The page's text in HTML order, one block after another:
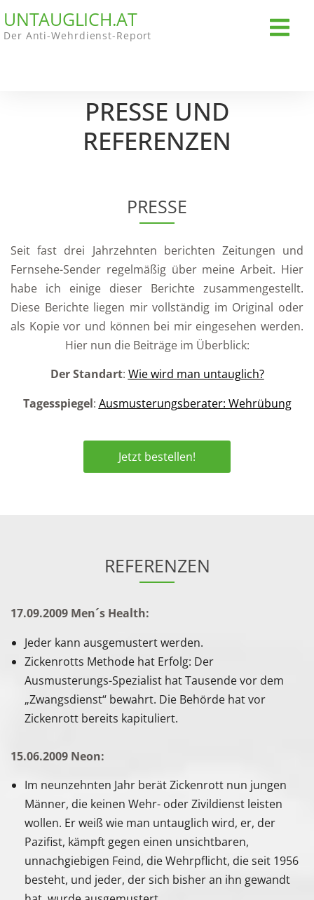
UNTAUGLICH.AT
Der Anti-Wehrdienst-Report
PRESSE UND
REFERENZEN
PRESSE
Seit fast drei Jahrzehnten berichten Zeitungen und
Fernsehe-Sender regelmäßig über meine Arbeit. Hier
habe ich einige dieser Berichte zusammengestellt.
Diese Berichte liegen mir vollständig im Original oder
als Kopie vor und können bei mir eingesehen werden.
Hier nun die Beiträge im Überblick:
Der Standart: Wie wird man untauglich?
Tagesspiegel: Ausmusterungsberater: Wehrübung
Jetzt bestellen!
REFERENZEN
17.09.2009 Men´s Health:
Jeder kann ausgemustert werden.
Zickenrotts Methode hat Erfolg: Der
Ausmusterungs-Spezialist hat Tausende vor dem
„Zwangsdienst“ bewahrt. Die Behörde hat vor
Zickenrott bereits kapituliert.
15.06.2009 Neon:
Im neunzehnten Jahr berät Zickenrott nun jungen
Männer, die keinen Wehr- oder Zivildienst leisten
wollen. Er weiß wie man untauglich wird, er, der
Pazifist, kämpft gegen einen unsichtbaren,
unnachgiebigen Feind, die Wehrpflicht, die seit 1956
besteht, und jeder, der sich bisher an ihn gewandt